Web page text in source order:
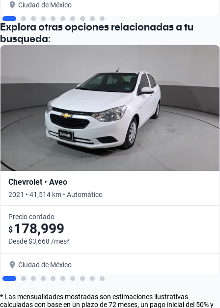
Ciudad de México
Explora otras opciones relacionadas a tu
busqueda:
Chevrolet • Aveo
2021 • 41,514 km • Automático
Precio contado
$ 178,999
Desde $3,668 /mes*
Ciudad de México
* Las mensualidades mostradas son estimaciones ilustrativas
calculadas con base en un plazo de 72 meses, un pago inicial del 50% y